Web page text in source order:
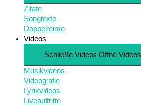
Zitate
Songtexte
Doppelreime
Videos
Schließe Videos Öffne Videos
Musikvideos
Videografie
Lyrikvideos
Liveauftritte